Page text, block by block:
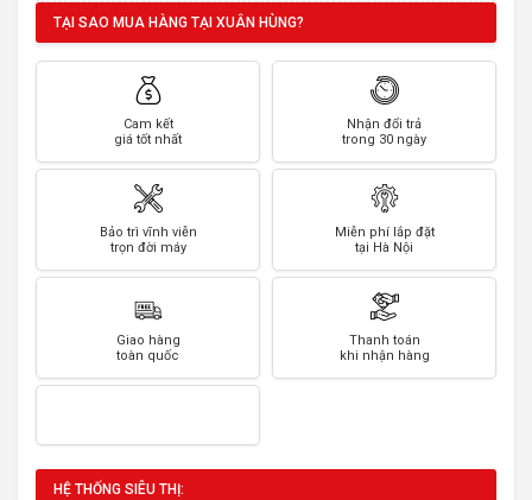
TẠI SAO MUA HÀNG TẠI XUÂN HÙNG?
Cam kết
giá tốt nhất
Nhận đổi trả
trong 30 ngày
Bảo trì vĩnh viễn
trọn đời máy
Miễn phí lắp đặt
tại Hà Nội
Giao hàng
toàn quốc
Thanh toán
khi nhận hàng
HỆ THỐNG SIÊU THỊ: